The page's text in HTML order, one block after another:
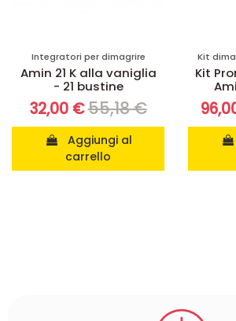
Integratori per dimagrire
Amin 21 K alla vaniglia
- 21 bustine
32,00 €55,18 €
carrello
Kit
Kit